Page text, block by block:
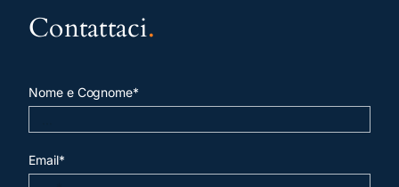
Contattaci.
Nome e Cognome*
Email*